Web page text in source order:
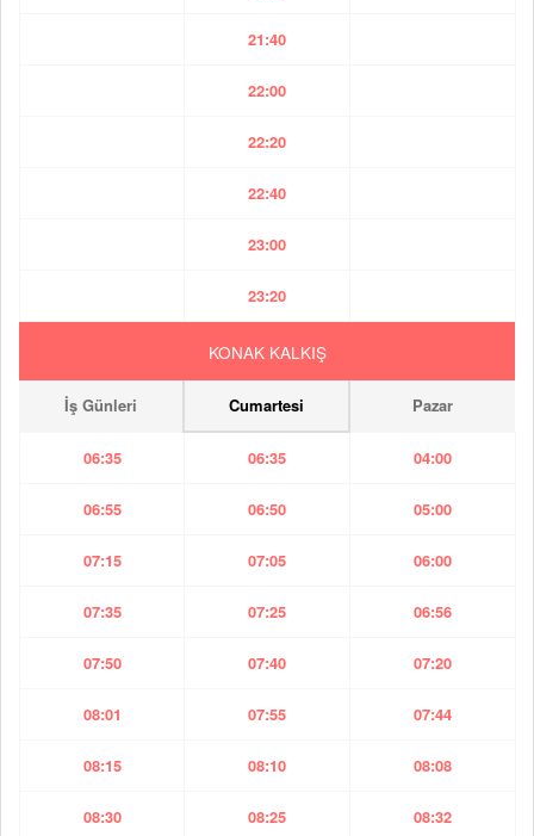
21:40
22:00
22:20
22:40
23:00
23:20
KONAK KALKIŞ
İş Günleri Cumartesi Pazar
06:35 06:35 04:00
06:55 06:50 05:00
07:15 07:05 06:00
07:35 07:25 06:56
07:50 07:40 07:20
08:01 07:55 07:44
08:15 08:10 08:08
08:30 08:25 08:32